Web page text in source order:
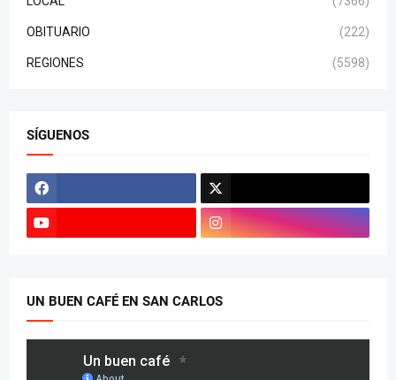
OBITUARIO (222)
REGIONES (5598)
SÍGUENOS
UN BUEN CAFÉ EN SAN CARLOS